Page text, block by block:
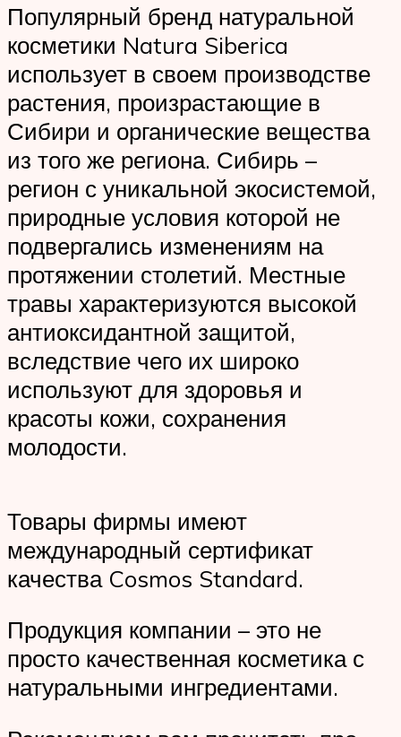
Популярный бренд натуральной
косметики Natura Siberica
использует в своем производстве
растения, произрастающие в
Сибири и органические вещества
из того же региона. Сибирь –
регион с уникальной экосистемой,
природные условия которой не
подвергались изменениям на
протяжении столетий. Местные
травы характеризуются высокой
антиоксидантной защитой,
вследствие чего их широко
используют для здоровья и
красоты кожи, сохранения
молодости.
Товары фирмы имеют
международный сертификат
качества Cosmos Standard.
Продукция компании – это не
просто качественная косметика с
натуральными ингредиентами.